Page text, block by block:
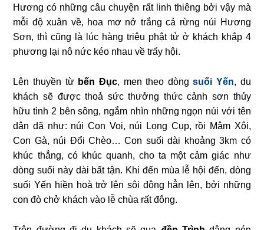
Hương có những câu chuyện rất linh thiêng bởi vậy mà
mỗi độ xuân về, hoa mơ nở trắng cả rừng núi Hương
Sơn, thì cũng là lúc hàng triệu phật tử ở khách khắp 4
phương lại nô nức kéo nhau về trẩy hội.
Lên thuyền từ bến Ðục, men theo dòng suối Yến, du
khách sẽ được thoả sức thưởng thức cảnh sơn thủy
hữu tình 2 bên sông, ngắm nhìn những ngọn núi với tên
dân dã như: núi Con Voi, núi Lọng Cụp, rồi Mâm Xôi,
Con Gà, núi Đổi Chèo… Con suối dài khoảng 3km có
khúc thẳng, có khúc quanh, cho ta một cảm giác như
dòng suối này dài bất tận. Khi đến mùa lễ hội đến, dòng
suối Yến hiền hoà trở lên sôi động hẳn lên, bởi những
con đò chở khách vào lễ chùa rất đông.